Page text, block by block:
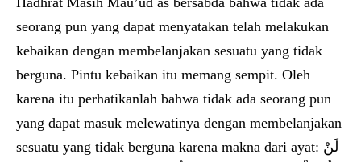
seorang pun yang dapat menyatakan telah melakukan
kebaikan dengan membelanjakan sesuatu yang tidak
berguna. Pintu kebaikan itu memang sempit. Oleh
karena itu perhatikanlah bahwa tidak ada seorang pun
yang dapat masuk melewatinya dengan membelanjakan
sesuatu yang tidak berguna karena makna dari ayat: لَنْ